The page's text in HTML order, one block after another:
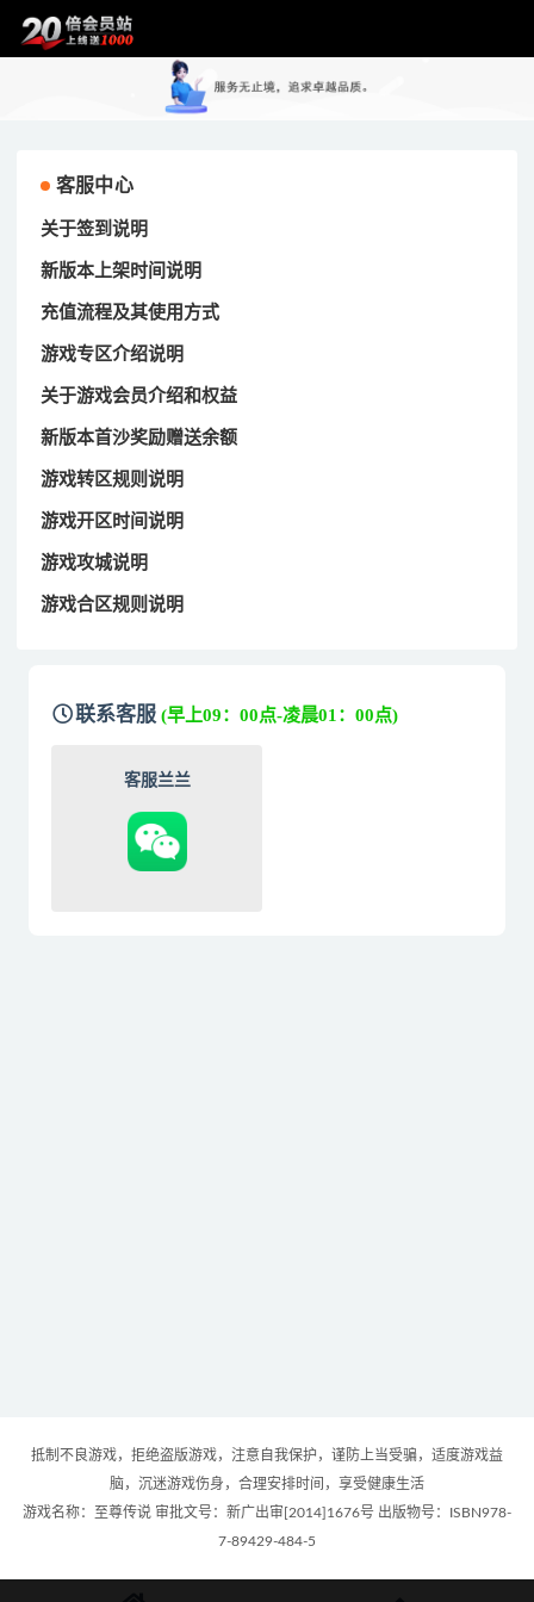
客服中心
关于签到说明
新版本上架时间说明
充值流程及其使用方式
游戏专区介绍说明
关于游戏会员介绍和权益
新版本首沙奖励赠送余额
游戏转区规则说明
游戏开区时间说明
游戏攻城说明
游戏合区规则说明
联系客服 (早上09：00点-凌晨01：00点)
客服兰兰
抵制不良游戏，拒绝盗版游戏，注意自我保护，谨防上当受骗，适度游戏益
脑，沉迷游戏伤身，合理安排时间，享受健康生活
游戏名称：至尊传说 审批文号：新广出审[2014]1676号 出版物号：ISBN978-
7-89429-484-5